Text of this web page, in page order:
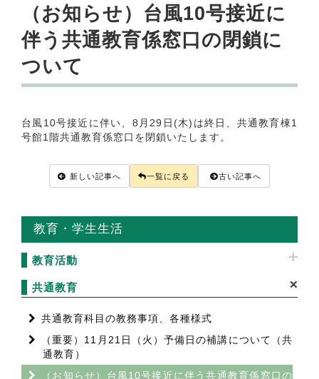
（お知らせ）台風10号接近に
伴う共通教育係窓口の閉鎖に
ついて
台風10号接近に伴い、8月29日(木)は終日、共通教育棟1
号館1階共通教育係窓口を閉鎖いたします。
新しい記事へ 一覧に戻る 古い記事へ
教育・学生生活
教育活動
共通教育
共通教育科目の教務事項、各種様式
（重要）11月21日（火）予備日の補講について（共
通教育）
（お知らせ）台風10号接近に伴う共通教育係窓口の